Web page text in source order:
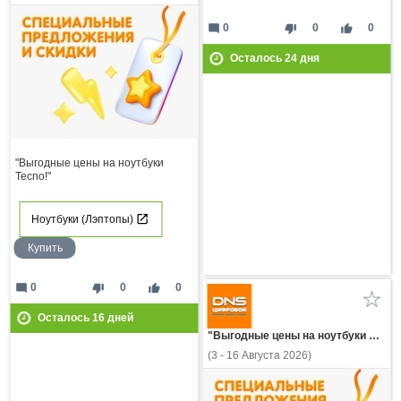
thumb_down 0 thumb_up 0
mode_comment 0
Осталось 24дня
"Выгодные цены на ноутбуки
Tecno!"
Ноутбуки (Лэптопы)
Купить
thumb_down 0 thumb_up 0
mode_comment 0
Осталось 16дней
"Выгодные цены на ноутбуки Acer!"
(3 - 16 Августа 2026)